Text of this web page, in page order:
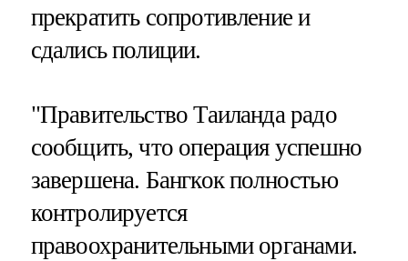
прекратить сопротивление и
сдались полиции.
"Правительство Таиланда радо
сообщить, что операция успешно
завершена. Бангкок полностью
контролируется
правоохранительными органами.